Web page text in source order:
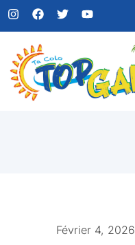
Février 4, 2026